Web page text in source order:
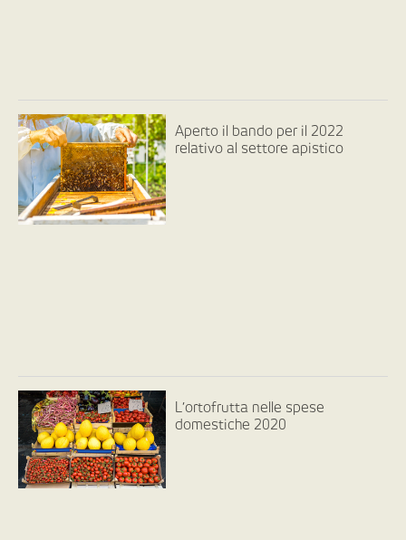
Aperto il bando per il 2022
relativo al settore apistico
L’ortofrutta nelle spese
domestiche 2020